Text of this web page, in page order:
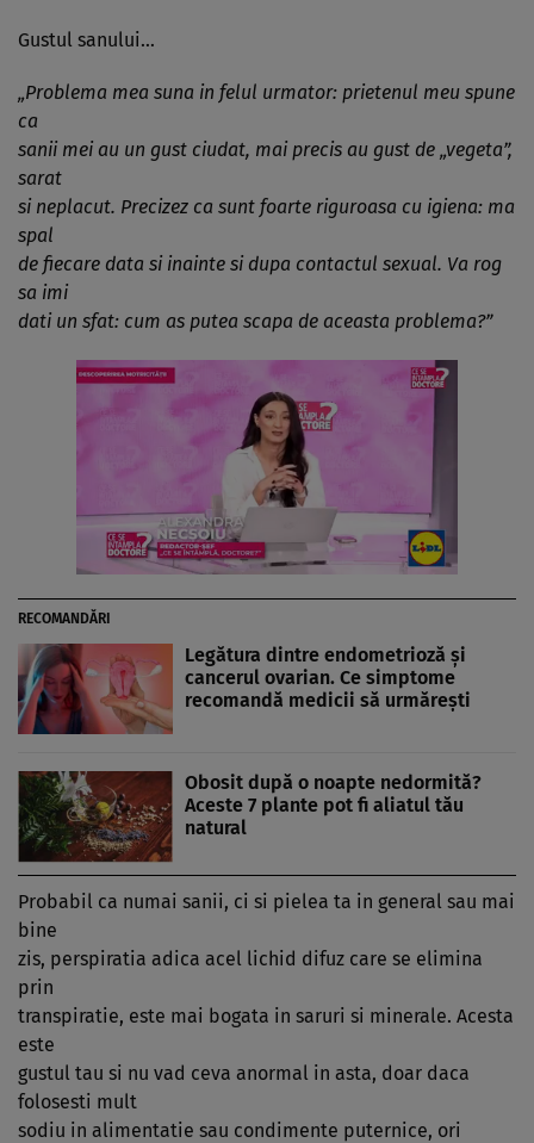
Gustul sanului…
„Problema mea suna in felul urmator: prietenul meu spune
ca
sanii mei au un gust ciudat, mai precis au gust de „vegeta”,
sarat
si neplacut. Precizez ca sunt foarte riguroasa cu igiena: ma
spal
de fiecare data si inainte si dupa contactul sexual. Va rog
sa imi
dati un sfat: cum as putea scapa de aceasta problema?”
RECOMANDĂRI
Legătura dintre endometrioză și
cancerul ovarian. Ce simptome
recomandă medicii să urmărești
Obosit după o noapte nedormită?
Aceste 7 plante pot fi aliatul tău
natural
Probabil ca numai sanii, ci si pielea ta in general sau mai
bine
zis, perspiratia adica acel lichid difuz care se elimina
prin
transpiratie, este mai bogata in saruri si minerale. Acesta
este
gustul tau si nu vad ceva anormal in asta, doar daca
folosesti mult
sodiu in alimentatie sau condimente puternice, ori